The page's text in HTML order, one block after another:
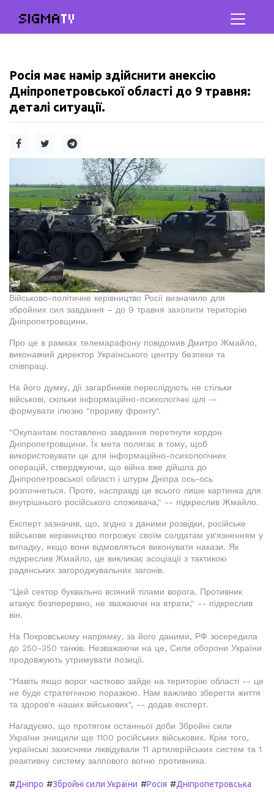
SIGMATV
Росія має намір здійснити анексію
Дніпропетровської області до 9 травня:
деталі ситуації.
Військово-політичне керівництво Росії визначило для
збройних сил завдання – до 9 травня захопити територію
Дніпропетровщини.
Про це в рамках телемарафону повідомив Дмитро Жмайло,
виконавчий директор Українського центру безпеки та
співпраці.
На його думку, дії загарбників переслідують не стільки
військові, скільки інформаційно-психологічні цілі —
формувати ілюзію "прориву фронту".
"Окупантам поставлено завдання перетнути кордон
Дніпропетровщини. Їх мета полягає в тому, щоб
використовувати це для інформаційно-психологічних
операцій, стверджуючи, що війна вже дійшла до
Дніпропетровської області і штурм Дніпра ось-ось
розпочнеться. Проте, насправді це всього лише картинка для
внутрішнього російського споживача," -- підкреслив Жмайло.
Експерт зазначив, що, згідно з даними розвідки, російське
військове керівництво погрожує своїм солдатам ув'язненням у
випадку, якщо вони відмовляться виконувати накази. Як
підкреслив Жмайло, це викликає асоціації з тактикою
радянських загороджувальних загонів.
"Цей сектор буквально всіяний тілами ворога. Противник
атакує безперервно, не зважаючи на втрати," -- підкреслив
він.
На Покровському напрямку, за його даними, РФ зосередила
до 250-350 танків. Незважаючи на це, Сили оборони України
продовжують утримувати позиції.
"Навіть якщо ворог частково зайде на територію області -- це
не буде стратегічною поразкою. Нам важливо зберегти життя
та здоров'я наших військових", -- додав експерт.
Нагадуємо, що протягом останньої доби Збройні сили
України знищили ще 1100 російських військових. Крім того,
українські захисники ліквідували 11 артилерійських систем та 1
реактивну систему залпового вогню противника.
#Дніпро #Збройні сили України #Росія #Дніпропетровська